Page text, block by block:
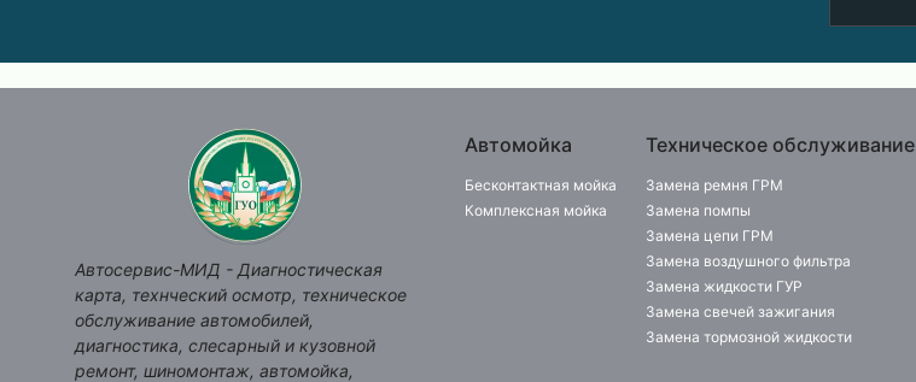
Автосервис-МИД - Диагностическая
карта, технческий осмотр, техническое
обслуживание автомобилей,
диагностика, слесарный и кузовной
ремонт, шиномонтаж, автомойка,
Автомойка
Бесконтактная мойка
Комплексная мойка
Техническое обслуживание
Замена ремня ГРМ
Замена помпы
Замена цепи ГРМ
Замена воздушного фильтра
Замена жидкости ГУР
Замена свечей зажигания
Замена тормозной жидкости